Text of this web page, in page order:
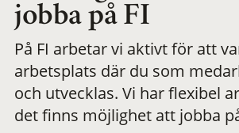
Utvecklas på en
meningsfull
flexibel
jobba på FI
På FI arbetar vi aktivt för att
arbetsplats där du som
och utvecklas. Vi har flexibel
det finns möjlighet att jobba